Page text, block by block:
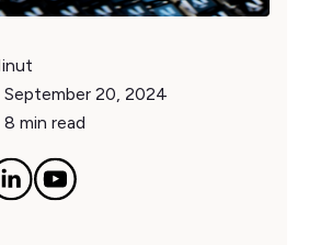
September 20, 2024
8 min read